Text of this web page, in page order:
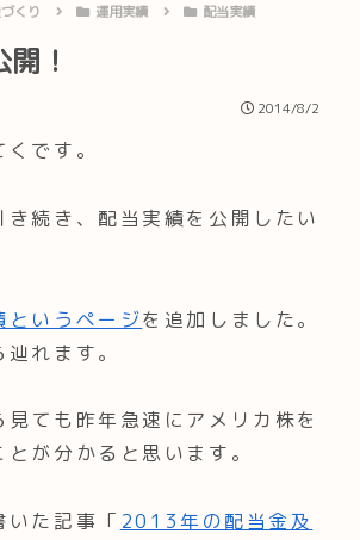
くり 運用実績 配当実績
！
2014/8/2
です。
き続き、配当実績を公開したい
というページを追加しました。
れます。
見ても昨年急速にアメリカ株を
が分かると思います。
いた記事「 2013年の配当金及